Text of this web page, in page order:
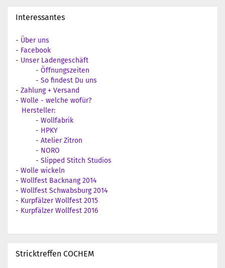
Interessantes
- Über uns
- Facebook
- Unser Ladengeschäft
- Öffnungszeiten
- So findest Du uns
- Zahlung + Versand
- Wolle - welche wofür?
Hersteller:
- Wollfabrik
- HPKY
- Atelier Zitron
- NORO
- Slipped Stitch Studios
- Wolle wickeln
- Wollfest Backnang 2014
- Wollfest Schwabsburg 2014
- Kurpfälzer Wollfest 2015
- Kurpfälzer Wollfest 2016
Stricktreffen COCHEM